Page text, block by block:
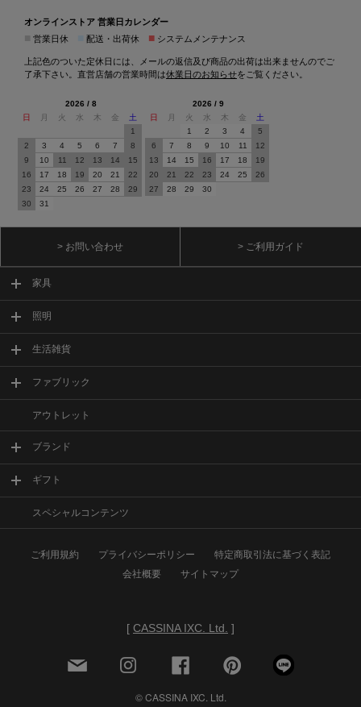
オンラインストア 営業日カレンダー
営業日休 配送・出荷休 ■ システムメンテナンス
上記色のついた定休日には、メールの返信及び商品の出荷は出来ませんのでご
了承下さい。直営店舗の営業時間は休業日のお知らせをご覧ください。
2026 / 8
日
月 火 水 木 金
土
1
2
3 4 5 6 7
8
9
10 11 12 13 14
15
16
17 18 19 20 21
22
23
24 25 26 27 28
29
30
31
2026 / 9
日
月 火 水 木 金
土
1
2 3 4
5
6
7 8 9 10 11
12
13
14 15 16 17 18
19
20
21 22 23 24 25
26
27
28 29 30
> お問い合わせ > ご利用ガイド
家具
照明
生活雑貨
ファブリック
アウトレット
ブランド
ギフト
スペシャルコンテンツ
ご利用規約 プライバシーポリシー
特定商取引法に基づく表記
会社概要
サイトマップ
[ CASSINA IXC. Ltd. ]
© CASSINA IXC. Ltd.